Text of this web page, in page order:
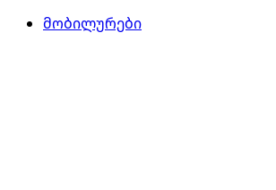
მობილურები